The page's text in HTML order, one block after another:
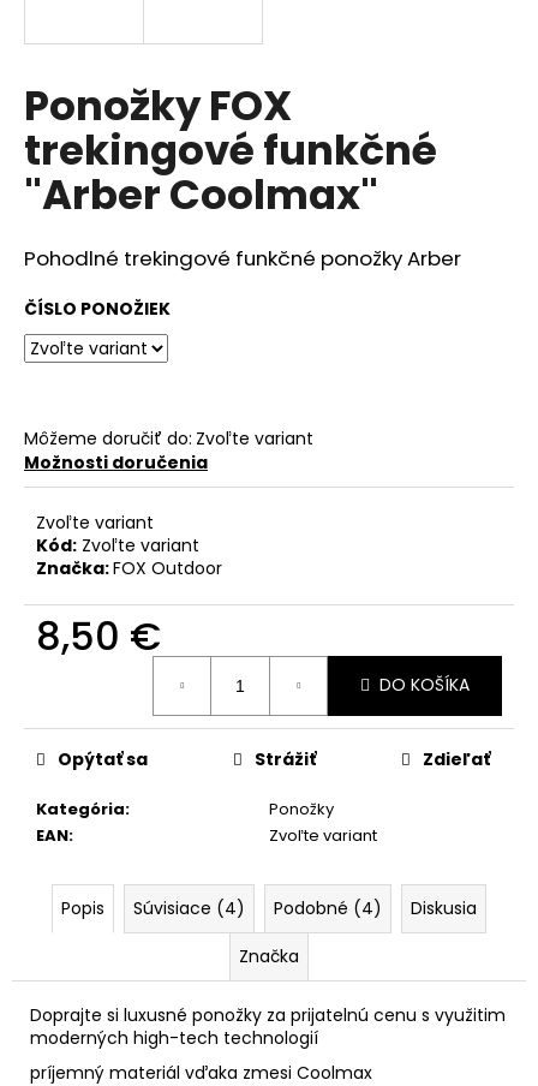
Ponožky FOX
trekingové funkčné
"Arber Coolmax"
Pohodlné trekingové funkčné ponožky Arber
ČÍSLO PONOŽIEK
Môžeme doručiť do: Zvoľte variant
Možnosti doručenia
Zvoľte variant
Kód: Zvoľte variant
Značka:FOX Outdoor
8,50 €
DO KOŠÍKA
Kategória:
Ponožky
EAN: Zvoľte variant
Opýtať sa Strážiť Zdieľať
Popis Súvisiace (4) Podobné (4)
Diskusia
Značka
Doprajte si luxusné ponožky za prijatelnú cenu s využitim
moderných high-tech technologií
príjemný materiál vďaka zmesi Coolmax
s
ť
?
p
o
r
ú
č
a